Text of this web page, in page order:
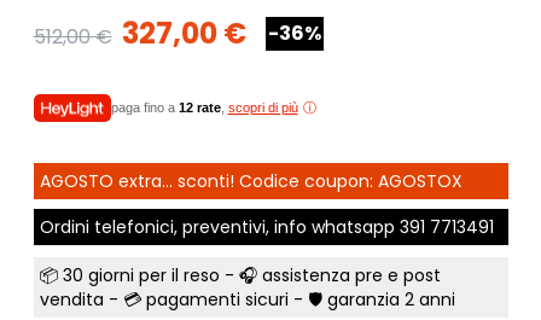
512,00 € 327,00 € -36%
paga fino a 12 rate, scopri di più
AGOSTO extra... sconti! Codice coupon: AGOSTOX
Ordini telefonici, preventivi, info whatsapp 391 7713491
📦 30 giorni per il reso - 🎧 assistenza pre e post
vendita - 💳 pagamenti sicuri - 🛡️ garanzia 2 anni